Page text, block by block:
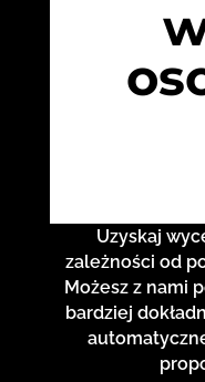
Uzyskaj
zależności od
Możesz z nami
bardziej